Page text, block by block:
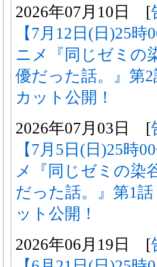
2026年07月10日 [
【7月12日(日)25
ニメ『同じゼミの
優だった話。』第
カット公開！
2026年07月03日 [
【7月5日(日)25時
メ『同じゼミの染
だった話。』第1
ット公開！
2026年06月19日 [